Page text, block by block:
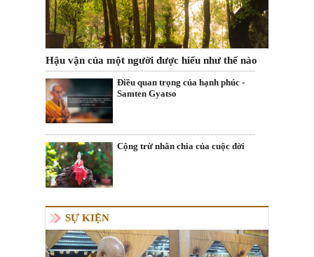
Hậu vận của một người được hiểu như thế nào
Điều quan trọng của hạnh phúc -
Samten Gyatso
Cộng trừ nhân chia của cuộc đời
SỰ KIỆN